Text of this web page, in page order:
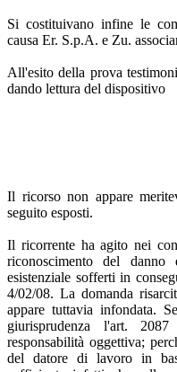
Si costituivano infine le
causa Er. S.p.A. e Zu.
All'esito della prova
dando lettura del dispositivo
Il ricorso non appare
seguito esposti.
Il ricorrente ha agito nei
riconoscimento del
esistenziale sofferti in
4/02/08. La domanda
appare tuttavia infondata.
giurisprudenza l'art.
responsabilità oggettiva;
del datore di lavoro in